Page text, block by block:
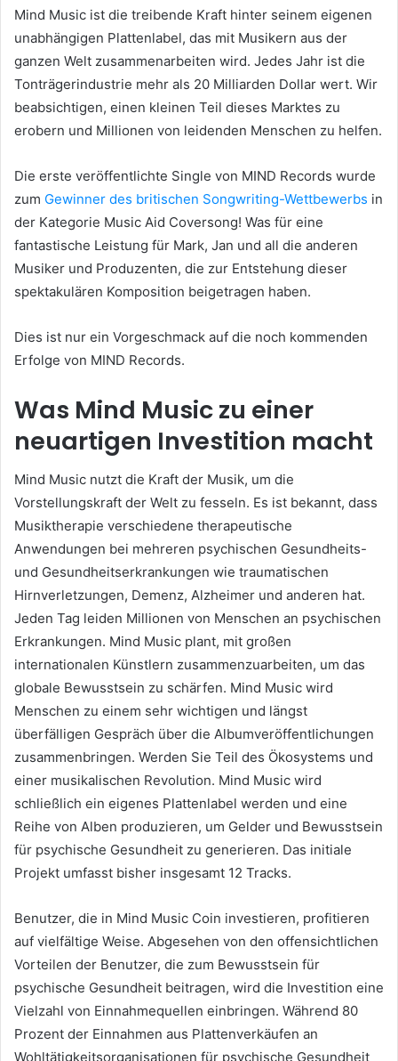
Mind Music ist die treibende Kraft hinter seinem eigenen
unabhängigen Plattenlabel, das mit Musikern aus der
ganzen Welt zusammenarbeiten wird. Jedes Jahr ist die
Tonträgerindustrie mehr als 20 Milliarden Dollar wert. Wir
beabsichtigen, einen kleinen Teil dieses Marktes zu
erobern und Millionen von leidenden Menschen zu helfen.
Die erste veröffentlichte Single von MIND Records wurde
zum Gewinner des britischen Songwriting-Wettbewerbs in
der Kategorie Music Aid Coversong! Was für eine
fantastische Leistung für Mark, Jan und all die anderen
Musiker und Produzenten, die zur Entstehung dieser
spektakulären Komposition beigetragen haben.
Dies ist nur ein Vorgeschmack auf die noch kommenden
Erfolge von MIND Records.
Was Mind Music zu einer
neuartigen Investition macht
Mind Music nutzt die Kraft der Musik, um die
Vorstellungskraft der Welt zu fesseln. Es ist bekannt, dass
Musiktherapie verschiedene therapeutische
Anwendungen bei mehreren psychischen Gesundheits-
und Gesundheitserkrankungen wie traumatischen
Hirnverletzungen, Demenz, Alzheimer und anderen hat.
Jeden Tag leiden Millionen von Menschen an psychischen
Erkrankungen. Mind Music plant, mit großen
internationalen Künstlern zusammenzuarbeiten, um das
globale Bewusstsein zu schärfen. Mind Music wird
Menschen zu einem sehr wichtigen und längst
überfälligen Gespräch über die Albumveröffentlichungen
zusammenbringen. Werden Sie Teil des Ökosystems und
einer musikalischen Revolution. Mind Music wird
schließlich ein eigenes Plattenlabel werden und eine
Reihe von Alben produzieren, um Gelder und Bewusstsein
für psychische Gesundheit zu generieren. Das initiale
Projekt umfasst bisher insgesamt 12 Tracks.
Benutzer, die in Mind Music Coin investieren, profitieren
auf vielfältige Weise. Abgesehen von den offensichtlichen
Vorteilen der Benutzer, die zum Bewusstsein für
psychische Gesundheit beitragen, wird die Investition eine
Vielzahl von Einnahmequellen einbringen. Während 80
Prozent der Einnahmen aus Plattenverkäufen an
Wohltätigkeitsorganisationen für psychische Gesundheit